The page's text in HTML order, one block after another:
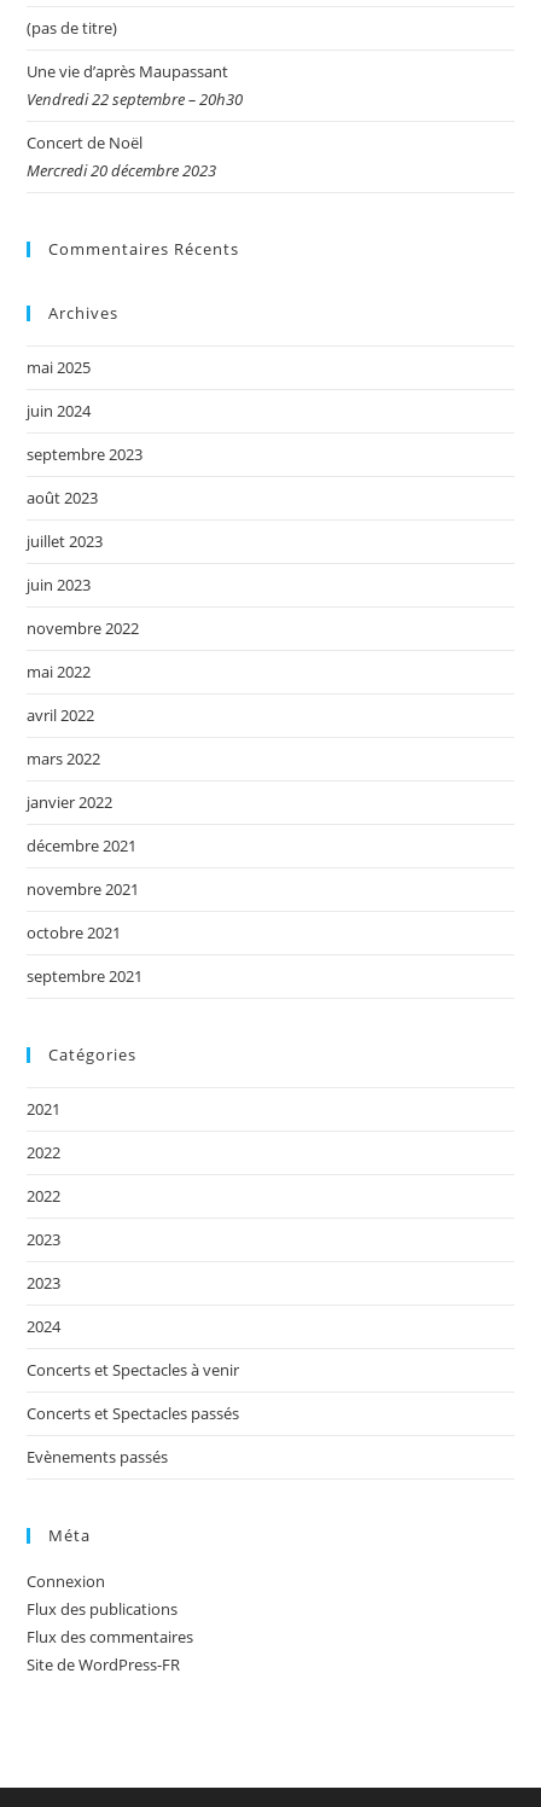
(pas de titre)
Une vie d’après Maupassant
Vendredi 22 septembre – 20h30
Concert de Noël
Mercredi 20 décembre 2023
Commentaires Récents
Archives
mai 2025
juin 2024
septembre 2023
août 2023
juillet 2023
juin 2023
novembre 2022
mai 2022
avril 2022
mars 2022
janvier 2022
décembre 2021
novembre 2021
octobre 2021
septembre 2021
Catégories
2021
2022
2022
2023
2023
2024
Concerts et Spectacles à venir
Concerts et Spectacles passés
Evènements passés
Méta
Connexion
Flux des publications
Flux des commentaires
Site de WordPress-FR